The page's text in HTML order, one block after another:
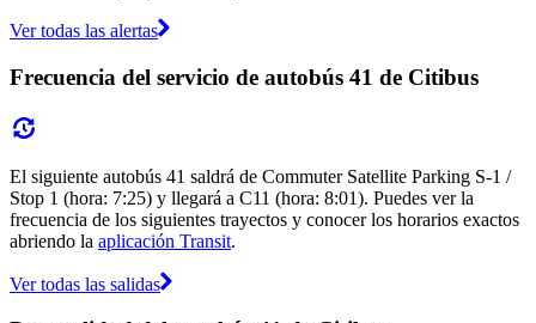
Ver todas las alertas
Frecuencia del servicio de autobús 41 de Citibus
El siguiente autobús 41 saldrá de Commuter Satellite Parking S-1 /
Stop 1 (hora: 7:25) y llegará a C11 (hora: 8:01). Puedes ver la
frecuencia de los siguientes trayectos y conocer los horarios exactos
abriendo la aplicación Transit.
Ver todas las salidas